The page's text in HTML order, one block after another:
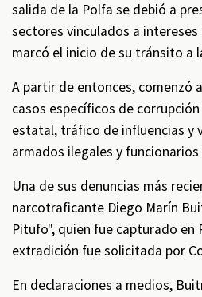
salida de la Polfa se debió a
sectores vinculados a
marcó el inicio de su tránsito a
A partir de entonces, comenzó
casos específicos de
estatal, tráfico de influencias y
armados ilegales y
Una de sus denuncias más
narcotraficante Diego Marín
Pitufo", quien fue capturado en
extradición fue solicitada por
En declaraciones a medios,